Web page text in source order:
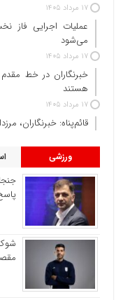
۱۷ مرداد ۱۴۰۵
عملیات اجرایی فاز
می‌شود
۱۷ مرداد ۱۴۰۵
خبرنگاران در خط
هستند
۱۷ مرداد ۱۴۰۵
قائم‌پناه: ‏خبرنگاران،
ورزشی
شوک